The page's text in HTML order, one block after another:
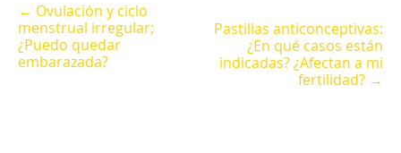
← Ovulación y ciclo
menstrual irregular;
¿Puedo quedar
embarazada?
Pastillas anticonceptivas:
¿En qué casos están
indicadas? ¿Afectan a mi
fertilidad? →